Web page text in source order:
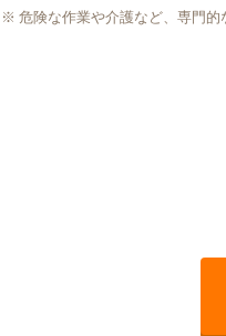
危険な作業や介護など、専門的